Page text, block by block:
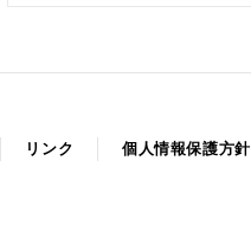
リンク 個人情報保護方針